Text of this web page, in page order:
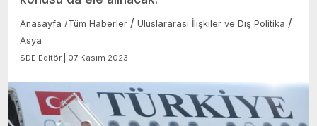
Anasayfa /Tüm Haberler / Uluslararası İlişkiler ve Dış Politika /
Asya
SDE Editör | 07 Kasım 2023